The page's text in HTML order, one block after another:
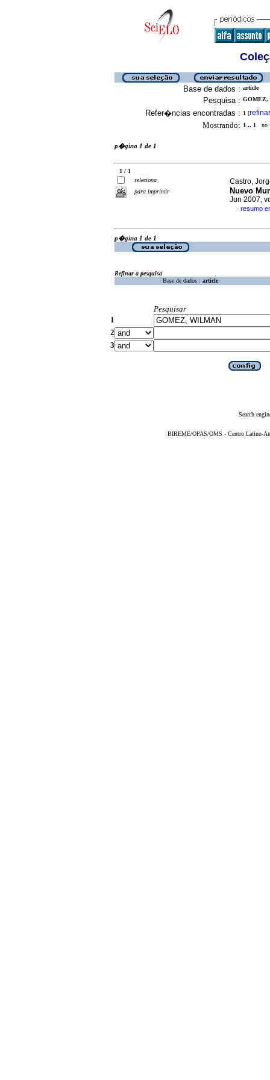
Base de dados : article
Pesquisa : GOMEZ,
Refer�ncias encontradas : 1 [refinar
Mostrando: 1 .. 1 no
p�gina 1 de 1
1 / 1
seleciona
para imprimir
Castro,
Nuevo
Jun 2007,
· resumo
p�gina 1 de 1
Refinar a pesquisa
Base de dados : article
Pesquisar
1
2
3
Search
BIREME/OPAS/OMS - Centro Latino-